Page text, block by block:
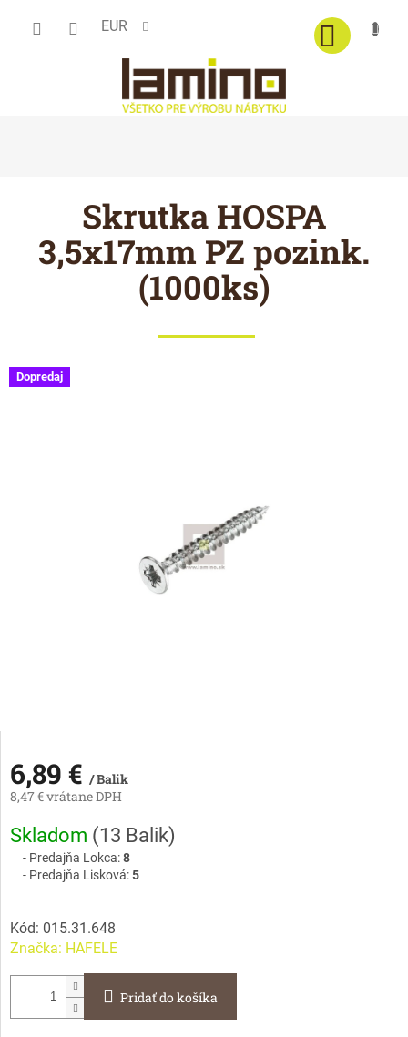
EUR
Skrutka HOSPA
3,5x17mm PZ pozink.
(1000ks)
Dopredaj
6,89 € / Balik
8,47 € vrátane DPH
Jednotková
cena:
Skladom (13 Balik)
Predajňa Lokca:8
Predajňa Lisková:5
Kód: 015.31.648
Značka: HAFELE
Pridať do košíka